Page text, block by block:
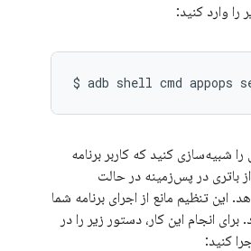
وارد کنید:
$ adb shell cmd appops set
شبیه‌سازی کنید که کاربر برنامه
از باتری در پس‌زمینه در حالت
این تنظیم مانع از اجرای برنامه شما
انجام این کار، دستور زیر را در
کنید: